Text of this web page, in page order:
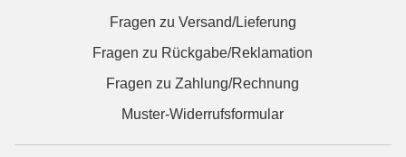
Fragen zu Versand/Lieferung
Fragen zu Rückgabe/Reklamation
Fragen zu Zahlung/Rechnung
Muster-Widerrufsformular